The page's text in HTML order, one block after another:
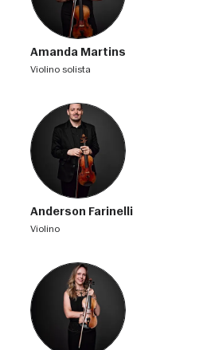
Amanda Martins
violino solista
Anderson Farinelli
violino